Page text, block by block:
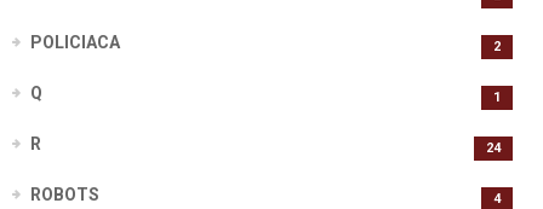
POLICIACA 2
Q 1
R 24
ROBOTS 4